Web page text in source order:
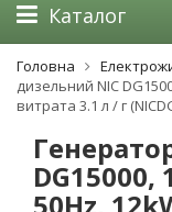
Головна
дизельний NIC
витрата 3.1 л / г
50Hz,
Каталог